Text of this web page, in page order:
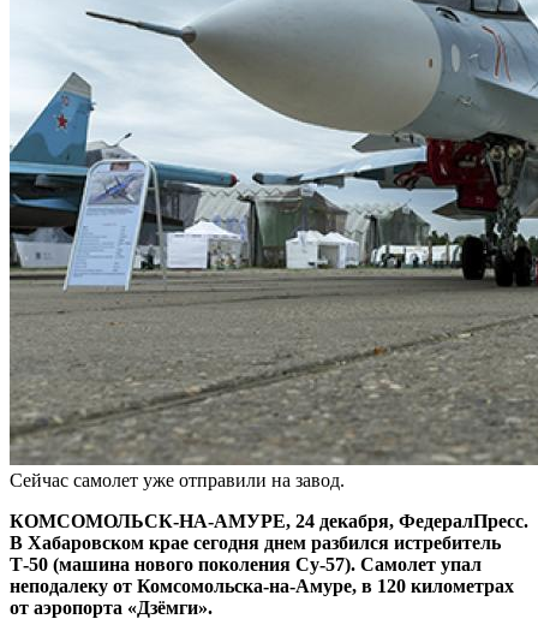
Сейчас самолет уже отправили на завод.
КОМСОМОЛЬСК-НА-АМУРЕ, 24 декабря, ФедералПресс.
В Хабаровском крае сегодня днем разбился истребитель
Т-50 (машина нового поколения Су-57). Самолет упал
неподалеку от Комсомольска-на-Амуре, в 120 километрах
от аэропорта «Дзёмги».